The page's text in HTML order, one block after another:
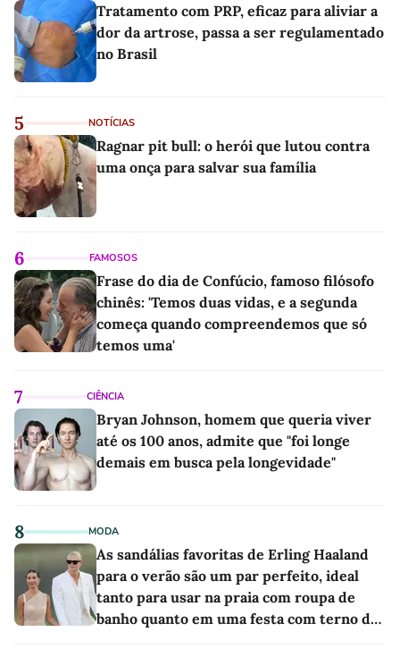
Tratamento com PRP, eficaz para aliviar a
dor da artrose, passa a ser regulamentado
no Brasil
5 NOTÍCIAS
Ragnar pit bull: o herói que lutou contra
uma onça para salvar sua família
6 FAMOSOS
Frase do dia de Confúcio, famoso filósofo
chinês: 'Temos duas vidas, e a segunda
começa quando compreendemos que só
temos uma'
7 CIÊNCIA
Bryan Johnson, homem que queria viver
até os 100 anos, admite que "foi longe
demais em busca pela longevidade"
8 MODA
As sandálias favoritas de Erling Haaland
para o verão são um par perfeito, ideal
tanto para usar na praia com roupa de
banho quanto em uma festa com terno de